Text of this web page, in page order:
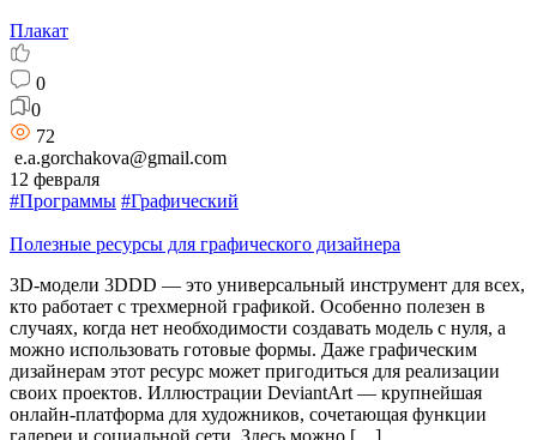
Плакат
0
0
72
e.a.gorchakova@gmail.com
12 февраля
#Программы #Графический
Полезные ресурсы для графического дизайнера
3D-модели 3DDD — это универсальный инструмент для всех,
кто работает с трехмерной графикой. Особенно полезен в
случаях, когда нет необходимости создавать модель с нуля, а
можно использовать готовые формы. Даже графическим
дизайнерам этот ресурс может пригодиться для реализации
своих проектов. Иллюстрации DeviantArt — крупнейшая
онлайн-платформа для художников, сочетающая функции